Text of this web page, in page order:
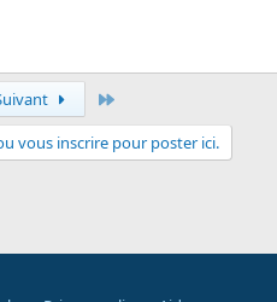
vous inscrire pour poster ici.